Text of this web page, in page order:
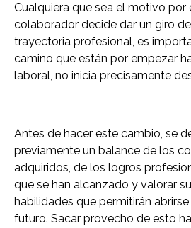
Cualquiera que sea el motivo por
colaborador decide dar un giro de
trayectoria profesional, es
camino que están por empezar
laboral, no inicia precisamente
Antes de hacer este cambio, se
previamente un balance de los
adquiridos, de los logros
que se han alcanzado y valorar
habilidades que permitirán
futuro. Sacar provecho de esto